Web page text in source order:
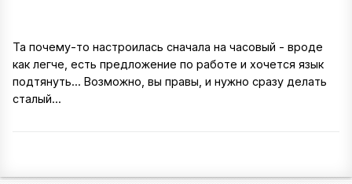
Та почему-то настроилась сначала на часовый - вроде
как легче, есть предложение по работе и хочется язык
подтянуть... Возможно, вы правы, и нужно сразу делать
сталый...